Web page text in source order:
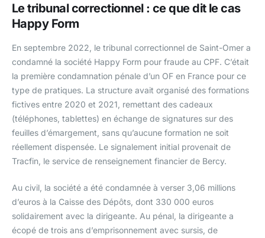
Le tribunal correctionnel : ce que dit le cas
Happy Form
En septembre 2022, le tribunal correctionnel de Saint-Omer a
condamné la société Happy Form pour fraude au CPF. C’était
la première condamnation pénale d’un OF en France pour ce
type de pratiques. La structure avait organisé des formations
fictives entre 2020 et 2021, remettant des cadeaux
(téléphones, tablettes) en échange de signatures sur des
feuilles d’émargement, sans qu’aucune formation ne soit
réellement dispensée. Le signalement initial provenait de
Tracfin, le service de renseignement financier de Bercy.
Au civil, la société a été condamnée à verser 3,06 millions
d’euros à la Caisse des Dépôts, dont 330 000 euros
solidairement avec la dirigeante. Au pénal, la dirigeante a
écopé de trois ans d’emprisonnement avec sursis, de